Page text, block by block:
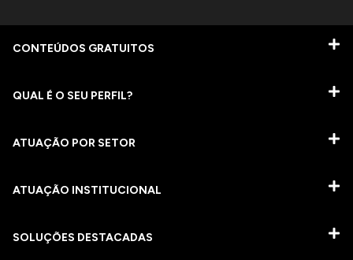
CONTEÚDOS GRATUITOS
QUAL É O SEU PERFIL?
ATUAÇÃO POR SETOR
ATUAÇÃO INSTITUCIONAL
SOLUÇÕES DESTACADAS